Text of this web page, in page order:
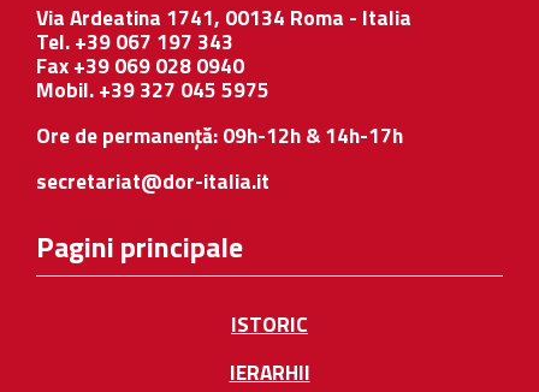
Via Ardeatina 1741, 00134 Roma - Italia
Tel. +39 067 197 343
Fax +39 069 028 0940
Mobil. +39 327 045 5975
Ore de permanență: 09h-12h & 14h-17h
secretariat@dor-italia.it
Pagini principale
ISTORIC
IERARHII